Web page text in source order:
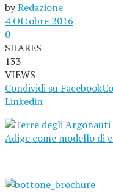
byRedazione
4 Ottobre 2016
0
SHARES
133
VIEWS
Condividi su Facebook
Linkedin